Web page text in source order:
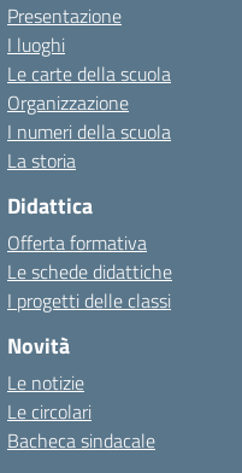
Presentazione
I luoghi
Le carte della scuola
Organizzazione
I numeri della scuola
La storia
Didattica
Offerta formativa
Le schede didattiche
I progetti delle classi
Novità
Le notizie
Le circolari
Bacheca sindacale